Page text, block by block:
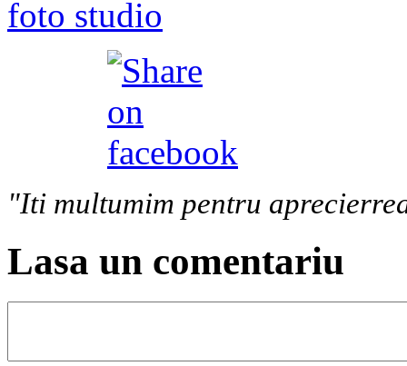
foto studio
"Iti multumim pentru
Lasa un comentariu